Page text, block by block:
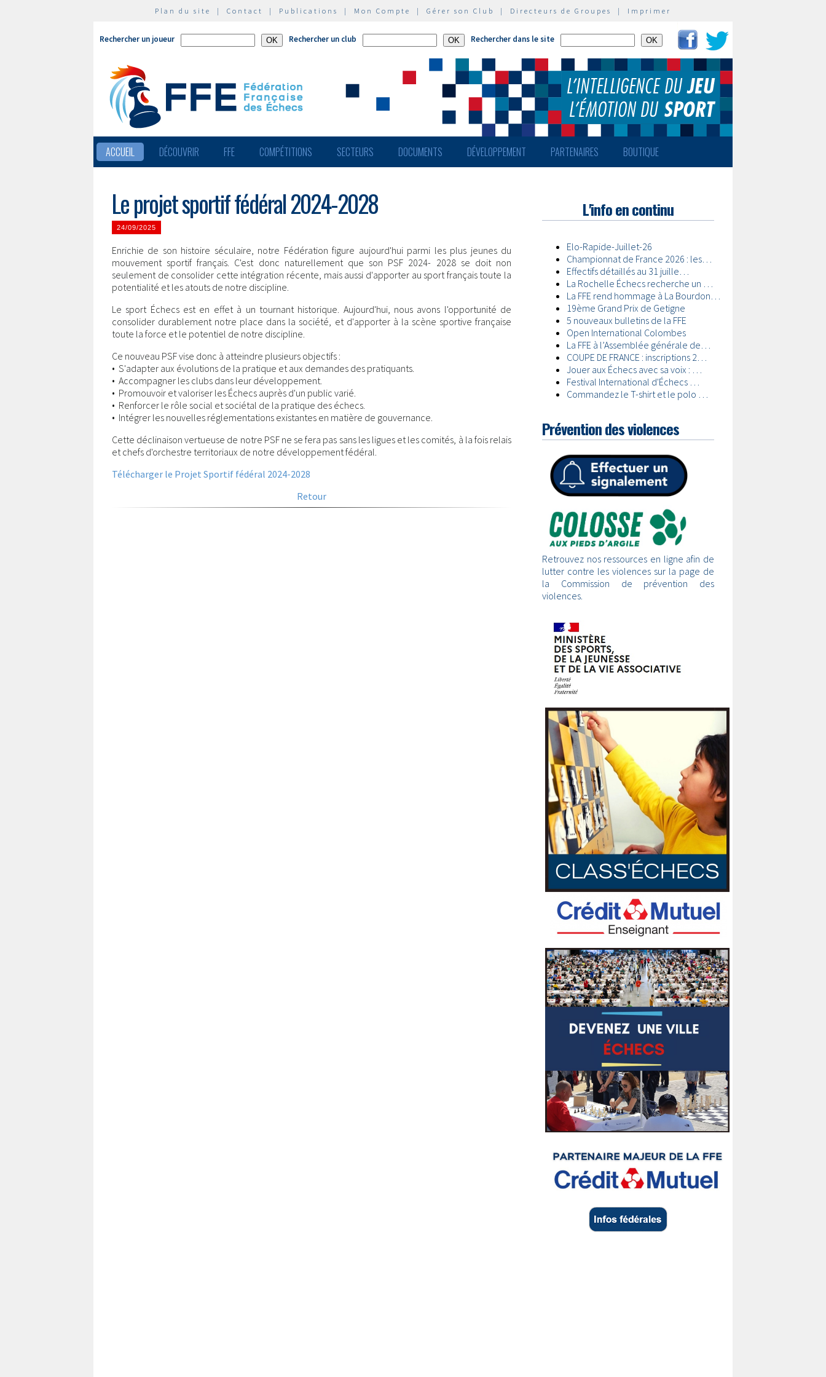
Plan du site | Contact | Publications | Mon Compte | Gérer son Club | Directeurs de Groupes | Imprimer
Rechercher un joueur Rechercher un club Rechercher dans le site
ACCUEIL DÉCOUVRIR FFE COMPÉTITIONS SECTEURS DOCUMENTS DÉVELOPPEMENT PARTENAIRES BOUTIQUE
Le projet sportif fédéral 2024-2028
24/09/2025
Enrichie de son histoire séculaire, notre Fédération figure aujourd'hui parmi les plus jeunes du
mouvement sportif français. C'est donc naturellement que son PSF 2024- 2028 se doit non
seulement de consolider cette intégration récente, mais aussi d'apporter au sport français toute la
potentialité et les atouts de notre discipline.
Le sport Échecs est en effet à un tournant historique. Aujourd'hui, nous avons l'opportunité de
consolider durablement notre place dans la société, et d'apporter à la scène sportive française
toute la force et le potentiel de notre discipline.
Ce nouveau PSF vise donc à atteindre plusieurs objectifs :
• S'adapter aux évolutions de la pratique et aux demandes des pratiquants.
• Accompagner les clubs dans leur développement.
• Promouvoir et valoriser les Échecs auprès d'un public varié.
• Renforcer le rôle social et sociétal de la pratique des échecs.
• Intégrer les nouvelles réglementations existantes en matière de gouvernance.
Cette déclinaison vertueuse de notre PSF ne se fera pas sans les ligues et les comités, à la fois relais
et chefs d'orchestre territoriaux de notre développement fédéral.
Télécharger le Projet Sportif fédéral 2024-2028
Retour
L'info en continu
Prévention des violences
Retrouvez nos ressources en ligne afin de
lutter contre les violences sur la page de
la Commission de prévention des
violences.